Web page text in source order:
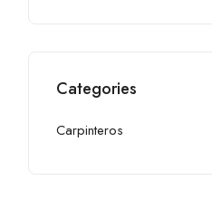
Categories
Carpinteros